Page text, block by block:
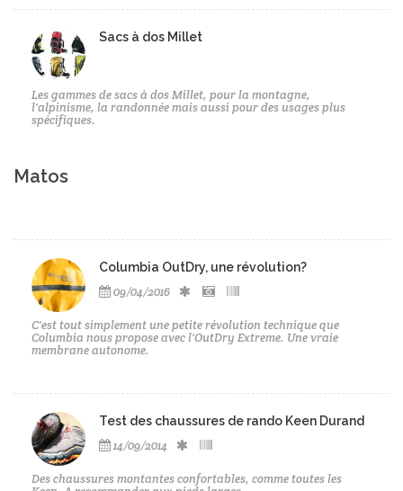
Sacs à dos Millet
Les gammes de sacs à dos Millet, pour la montagne,
l'alpinisme, la randonnée mais aussi pour des usages plus
spécifiques.
Matos
Columbia OutDry, une révolution?
09/04/2016
C'est tout simplement une petite révolution technique que
Columbia nous propose avec l'OutDry Extreme. Une vraie
membrane autonome.
Test des chaussures de rando Keen Durand
14/09/2014
Des chaussures montantes confortables, comme toutes les